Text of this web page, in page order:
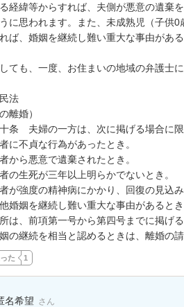
経緯等からすれば、夫側が悪意の遺棄
に思われます。また、未成熟児（子供
ば、婚姻を継続し難い重大な事由があ
ても、一度、お住まいの地域の弁護士
法
離婚）
条　夫婦の一方は、次に掲げる場合に
に不貞な行為があったとき。
から悪意で遺棄されたとき。
の生死が三年以上明らかでないとき。
が強度の精神病にかかり、回復の見込み
婚姻を継続し難い重大な事由があるとき
は、前項第一号から第四号までに掲げ
の継続を相当と認めるときは、離婚の
た 1
名希望 さん